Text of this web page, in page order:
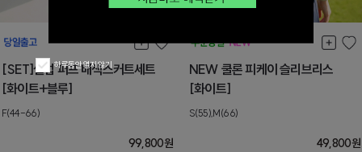
[SET]셀럽 퍼프 배색스커트세트
[화이트+블루]
F(44-66)
99,800원
NEW 쿨론 피케이 슬리브리스
[화이트]
S(55),M(66)
49,800원
하루동안 열지 않기